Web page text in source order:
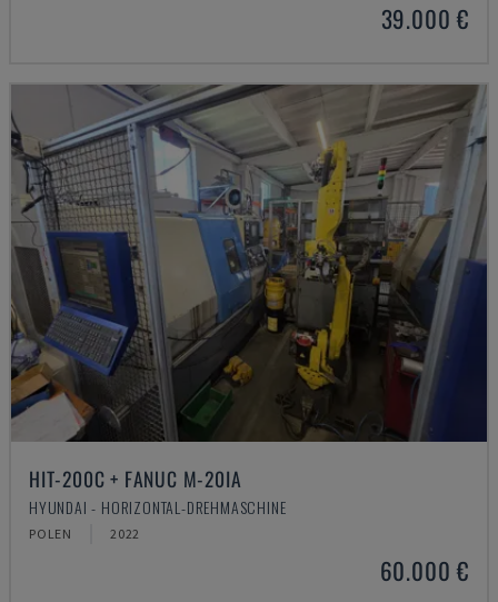
39.000 €
HIT-200C + FANUC M-20IA
HYUNDAI - HORIZONTAL-DREHMASCHINE
POLEN 2022
60.000 €